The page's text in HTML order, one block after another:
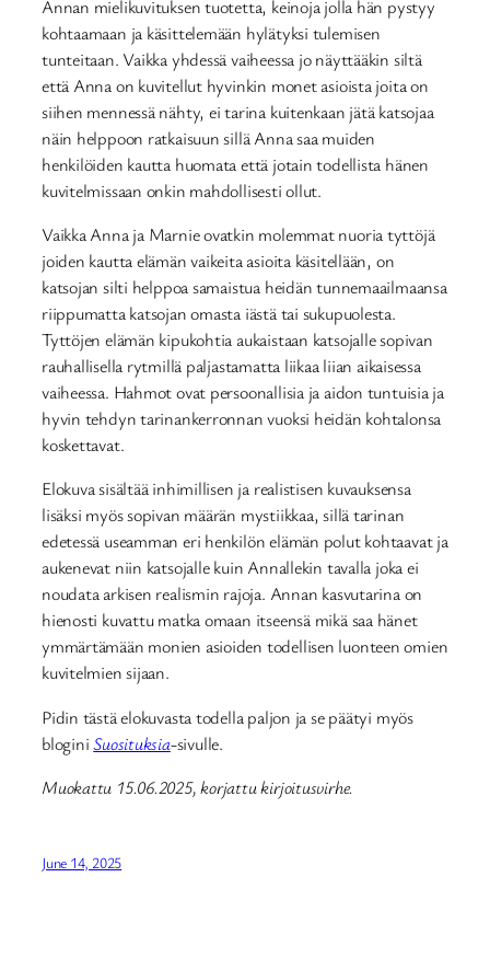
Annan mielikuvituksen tuotetta, keinoja jolla hän pystyy
kohtaamaan ja käsittelemään hylätyksi tulemisen
tunteitaan. Vaikka yhdessä vaiheessa jo näyttääkin siltä
että Anna on kuvitellut hyvinkin monet asioista joita on
siihen mennessä nähty, ei tarina kuitenkaan jätä katsojaa
näin helppoon ratkaisuun sillä Anna saa muiden
henkilöiden kautta huomata että jotain todellista hänen
kuvitelmissaan onkin mahdollisesti ollut.
Vaikka Anna ja Marnie ovatkin molemmat nuoria tyttöjä
joiden kautta elämän vaikeita asioita käsitellään, on
katsojan silti helppoa samaistua heidän tunnemaailmaansa
riippumatta katsojan omasta iästä tai sukupuolesta.
Tyttöjen elämän kipukohtia aukaistaan katsojalle sopivan
rauhallisella rytmillä paljastamatta liikaa liian aikaisessa
vaiheessa. Hahmot ovat persoonallisia ja aidon tuntuisia ja
hyvin tehdyn tarinankerronnan vuoksi heidän kohtalonsa
koskettavat.
Elokuva sisältää inhimillisen ja realistisen kuvauksensa
lisäksi myös sopivan määrän mystiikkaa, sillä tarinan
edetessä useamman eri henkilön elämän polut kohtaavat ja
aukenevat niin katsojalle kuin Annallekin tavalla joka ei
noudata arkisen realismin rajoja. Annan kasvutarina on
hienosti kuvattu matka omaan itseensä mikä saa hänet
ymmärtämään monien asioiden todellisen luonteen omien
kuvitelmien sijaan.
Pidin tästä elokuvasta todella paljon ja se päätyi myös
bloginiSuosituksia-sivulle.
Muokattu 15.06.2025, korjattu kirjoitusvirhe.
June 14, 2025